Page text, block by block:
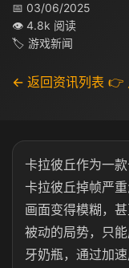
📅 03/06/2025
👁 4.8k 阅读
🏷 游戏新闻
← 返回资讯列表 👉
卡拉彼丘作为一
卡拉彼丘掉帧严
画面变得模糊，
被动的局势，只
牙奶瓶，通过加